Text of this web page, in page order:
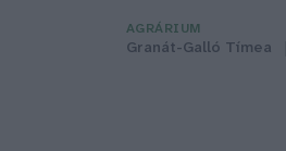
AGRÁRIUM
Granát-Galló Tímea